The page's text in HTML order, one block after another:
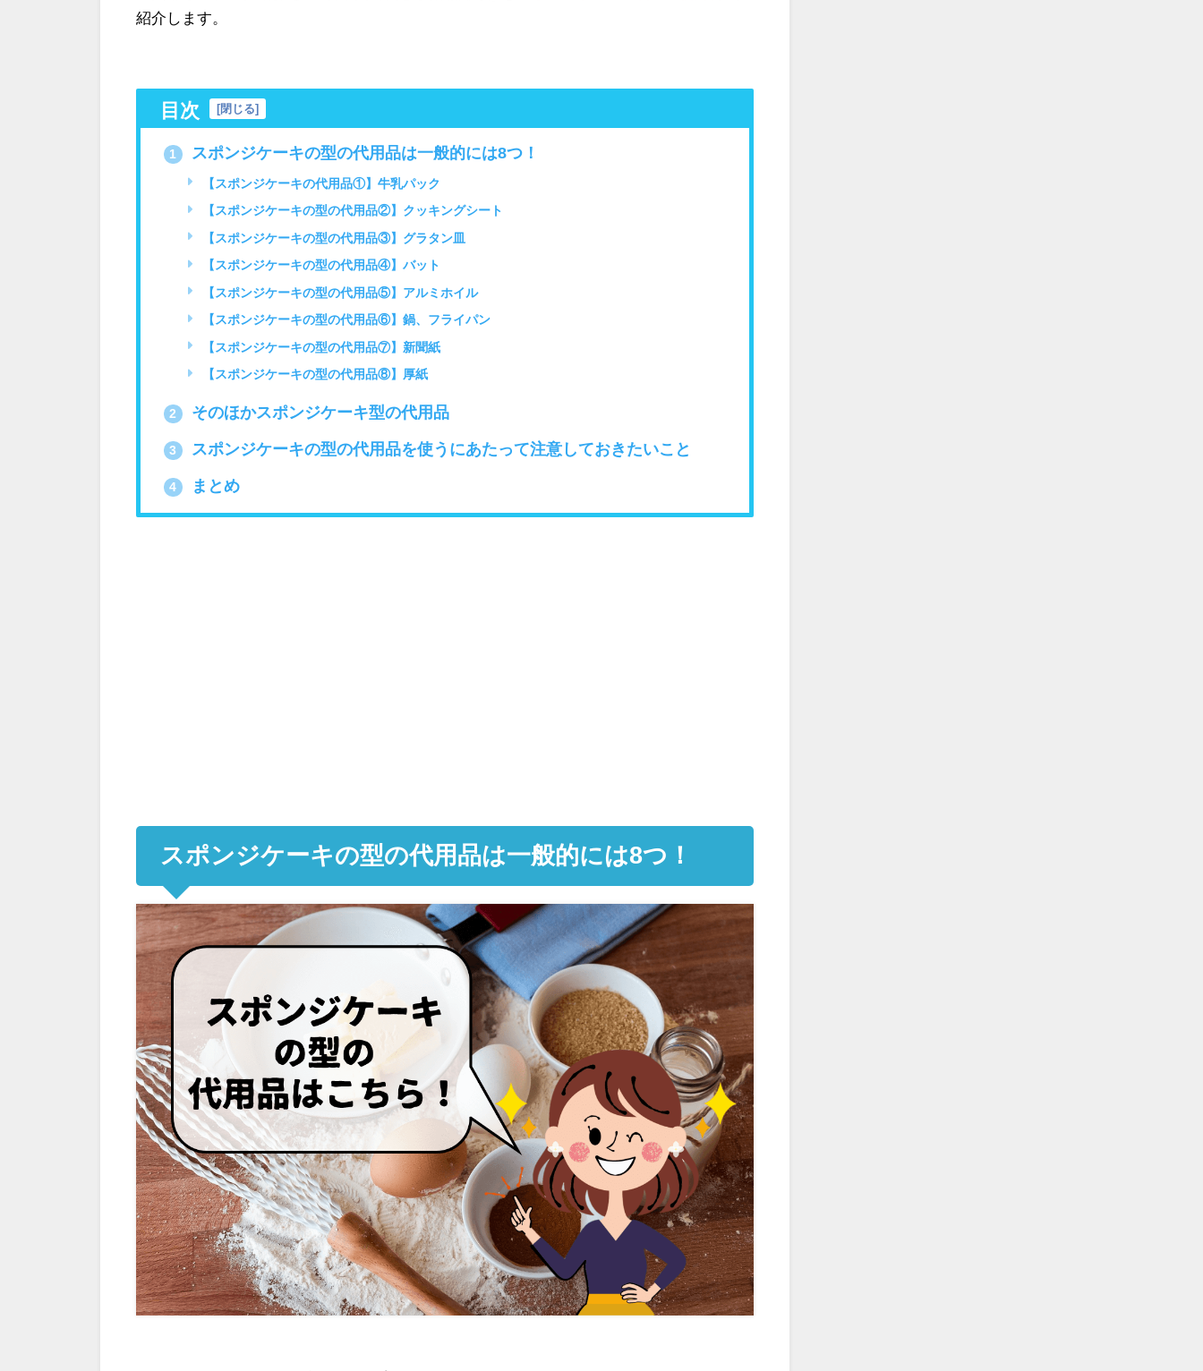
紹介します。
目次 [閉じる]
1 スポンジケーキの型の代用品は一般的には8つ！
【スポンジケーキの代用品①】牛乳パック
【スポンジケーキの型の代用品②】クッキングシート
【スポンジケーキの型の代用品③】グラタン皿
【スポンジケーキの型の代用品④】バット
【スポンジケーキの型の代用品⑤】アルミホイル
【スポンジケーキの型の代用品⑥】鍋、フライパン
【スポンジケーキの型の代用品⑦】新聞紙
【スポンジケーキの型の代用品⑧】厚紙
2 そのほかスポンジケーキ型の代用品
3 スポンジケーキの型の代用品を使うにあたって注意しておきたいこと
4 まとめ
スポンジケーキの型の代用品は一般的には8つ ！